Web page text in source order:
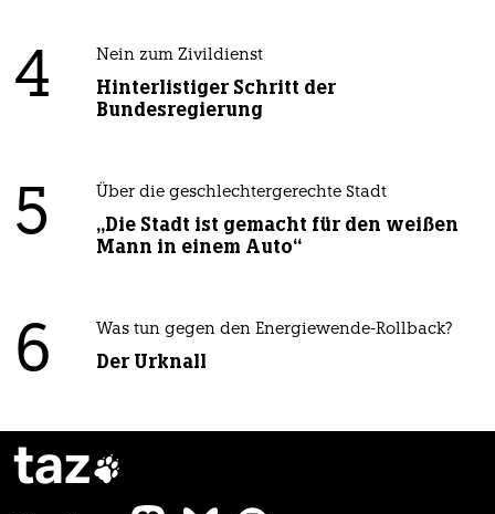
4 Nein zum Zivildienst
Hinterlistiger Schritt der
Bundesregierung
5 Über die geschlechtergerechte Stadt
„Die Stadt ist gemacht für den weißen
Mann in einem Auto“
6 Was tun gegen den Energiewende-Rollback?
Der Urknall
taz